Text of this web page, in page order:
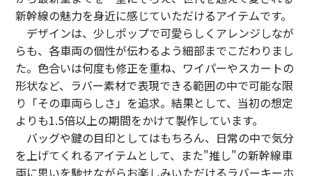
イトです。
JR東海MARKET
楽天市場
auPayマーケット
東海新幹線の駅店舗で駅弁が受取れる駅弁予約サイトです。
新幹線の魅力を身近に感じていただけるアイテムです。
デザインは、少しポップで可愛らしくアレンジしなが
らも、各車両の個性が伝わるよう細部までこだわりまし
た。色合いは何度も修正を重ね、ワイパーやスカートの
形状など、ラバー素材で表現できる範囲の中で可能な限
り「その車両らしさ」を追求。結果として、当初の想定
よりも1.5倍以上の期間をかけて製作しています。
バッグや鍵の目印としてはもちろん、日常の中で気分
を上げてくれるアイテムとして、また"推し"の新幹線車